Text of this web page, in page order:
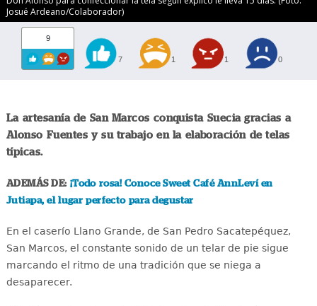
Josué Ardeano/Colaborador)
9
7 1 1 0
La artesanía de San Marcos conquista Suecia gracias a
Alonso Fuentes y su trabajo en la elaboración de telas
típicas.
ADEMÁS DE: ¡Todo rosa! Conoce Sweet Café AnnLeví en
Jutiapa, el lugar perfecto para degustar
En el caserío Llano Grande, de San Pedro Sacatepéquez,
San Marcos, el constante sonido de un telar de pie sigue
marcando el ritmo de una tradición que se niega a
desaparecer.